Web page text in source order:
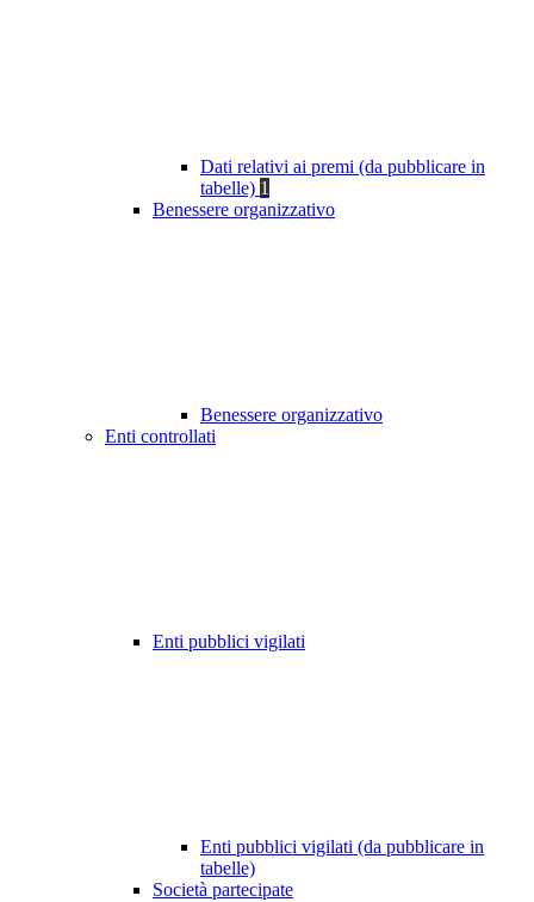
Dati relativi ai premi (da pubblicare in
tabelle) 1
Benessere organizzativo
Benessere organizzativo
Enti controllati
Enti pubblici vigilati
Enti pubblici vigilati (da pubblicare in
tabelle)
Società partecipate